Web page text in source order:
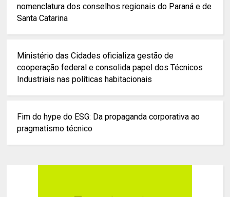
nomenclatura dos conselhos regionais do Paraná e de
Santa Catarina
Ministério das Cidades oficializa gestão de
cooperação federal e consolida papel dos Técnicos
Industriais nas políticas habitacionais
Fim do hype do ESG: Da propaganda corporativa ao
pragmatismo técnico